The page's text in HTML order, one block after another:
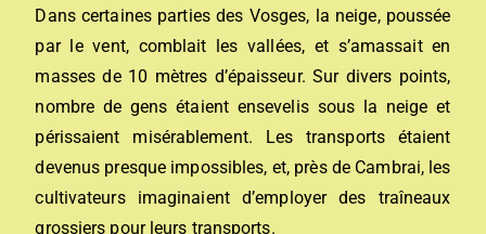
Dans certaines parties des Vosges, la neige, poussée
par le vent, comblait les vallées, et s’amassait en
masses de 10 mètres d’épaisseur. Sur divers points,
nombre de gens étaient ensevelis sous la neige et
périssaient misérablement. Les transports étaient
devenus presque impossibles, et, près de Cambrai, les
cultivateurs imaginaient d’employer des traîneaux
grossiers pour leurs transports.